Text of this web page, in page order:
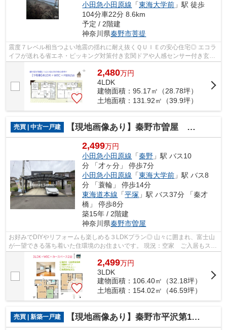
小田急小田原線 「東海大学前 」駅 徒歩
104分車22分 8.6km
予定 / 2階建
神奈川県秦野市菩提
震度７レベル相当つよい地震の揺れに耐え抜くＱＵＩＥの安心住宅◎ エコラ
イフが送れる省エネ・ピッキング対策付き玄関ドアや人感センサー付き玄関
2,480万円
4LDK
建物面積：95.17㎡（28.78坪）
土地面積：131.92㎡（39.9坪）
売買 | 中古一戸建 【現地画像あり】秦野市曽屋 中古戸建 46.59坪
2,499万円
小田急小田原線 「秦野 」駅 バス10
分 「才ヶ分」 停歩7分
小田急小田原線 「東海大学前 」駅 バス8
分 「蓑輪」 停歩14分
東海道本線 「平塚 」駅 バス37分 「秦才
橋」 停歩8分
築15年 / 2階建
神奈川県秦野市曽屋
お好みでDIYやリフォームも楽しめる３LDKプラン◎ 山々に囲まれ、富士山
が一望できる落ち着いた住環境のお住まいです。 現況：空家 ご入居もスム
ーズ♪ 当社では、秦野市エリアや小田...
2,499万円
3LDK
建物面積：106.40㎡（32.18坪）
土地面積：154.02㎡（46.59坪）
売買 | 新築一戸建 【現地画像あり】秦野市平沢第19 新築戸建 全１棟